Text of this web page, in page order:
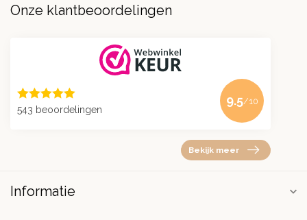
Onze klantbeoordelingen
543 beoordelingen
9.5/10
Bekijk meer
Informatie